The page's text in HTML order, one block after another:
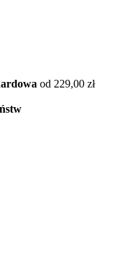
od 229,00 zł